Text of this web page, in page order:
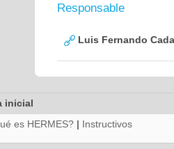
Responsable
Luis Fernando
inicial
es HERMES? | Instructivos